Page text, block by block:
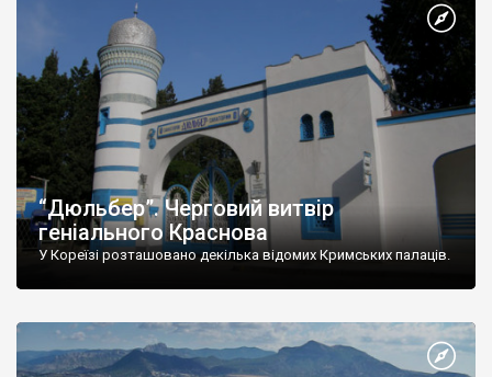
“Дюльбер”. Черговий витвір
геніального Краснова
У Кореїзі розташовано декілька відомих Кримських палаців.